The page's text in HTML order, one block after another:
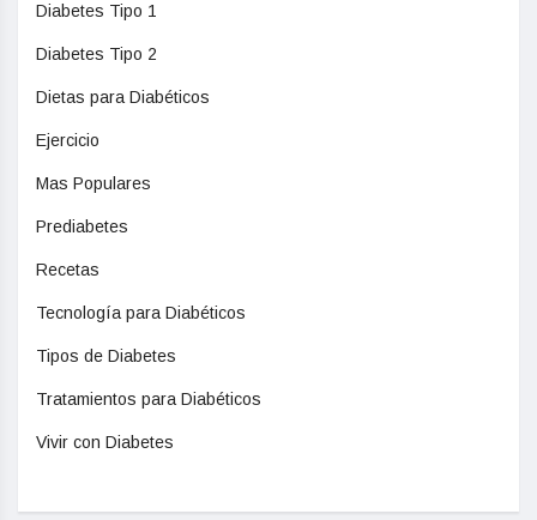
Diabetes Tipo 1
Diabetes Tipo 2
Dietas para Diabéticos
Ejercicio
Mas Populares
Prediabetes
Recetas
Tecnología para Diabéticos
Tipos de Diabetes
Tratamientos para Diabéticos
Vivir con Diabetes